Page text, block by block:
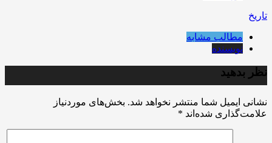
تاریخ
مطالب مشابه
نویسنده
نظر بدهید
نشانی ایمیل شما منتشر نخواهد شد. بخش‌های موردنیاز
علامت‌گذاری شده‌اند *